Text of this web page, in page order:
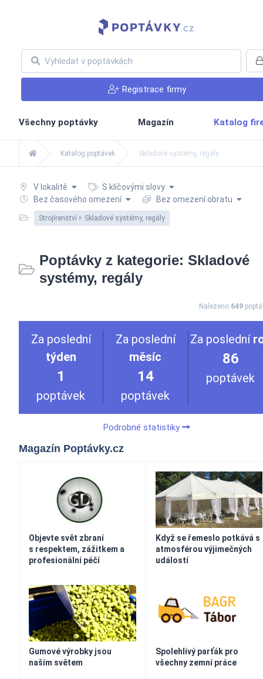
Registrace firmy
Všechny poptávky Magazín Katalog
Katalog poptávek Skladové systémy, regály
V lokalitě
S klíčovými slovy
Bez časového omezení
Bez omezení obratu
Strojírenství Skladové systémy, regály
Poptávky z kategorie: Skladové
systémy, regály
Nalezeno 649
Za poslední
týden
1
poptávek
Za poslední
měsíc
14
poptávek
Za poslední
86
poptávek
Podrobné statistiky
Magazín Poptávky.cz
Objevte svět zbraní
s respektem, zážitkem a
profesionální péčí
Když se řemeslo potkává s
atmosférou výjimečných
událostí
Gumové výrobky jsou
naším světem
Spolehlivý parťák pro
všechny zemní práce